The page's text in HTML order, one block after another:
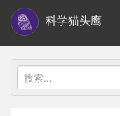
i
科学猫头鹰
搜
索：